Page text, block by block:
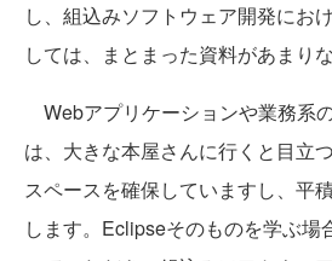
し、組込みソフトウェア開発にお
しては、まとまった資料があまり
Webアプリケーションや業務系
は、大きな本屋さんに行くと目立
スペースを確保していますし、平
します。Eclipseそのものを学ぶ場